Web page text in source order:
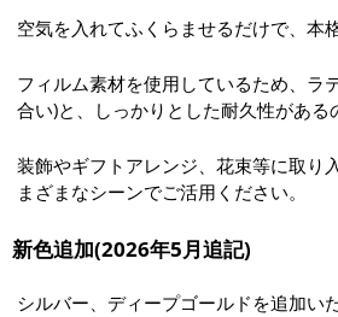
空気を入れてふくらませるだけで、本
フィルム素材を使用しているため、ラ
合い)と、しっかりとした耐久性がある
装飾やギフトアレンジ、花束等に取り
まざまなシーンでご活用ください。
新色追加(2026年5月追記)
シルバー、ディープゴールドを追加い